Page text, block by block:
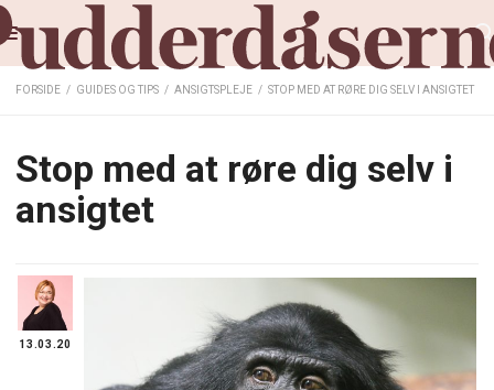
FORSIDE / GUIDES OG TIPS / ANSIGTSPLEJE / STOP MED AT RØRE DIG SELV I ANSIGTET
Stop med at røre dig selv i
ansigtet
13.03.20